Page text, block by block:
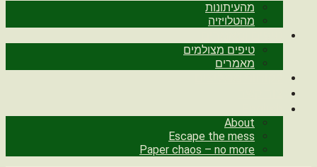
מהעיתונות
מהטלויזיה
טיפים מצולמים
מאמרים
About
Escape the mess
Paper chaos – no more